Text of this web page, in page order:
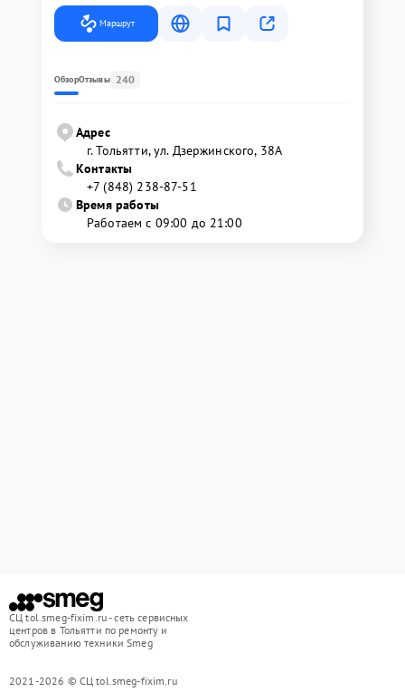
Маршрут
ОбзорОтзывы 240
Адрес
г. Тольятти, ул. Дзержинского, 38А
Контакты
+7 (848) 238-87-51
Время работы
Работаем с 09:00 до 21:00
СЦ tol.smeg-fixim.ru - сеть сервисных
центров в Тольятти по ремонту и
обслуживанию техники Smeg
2021-2026 © СЦ tol.smeg-fixim.ru